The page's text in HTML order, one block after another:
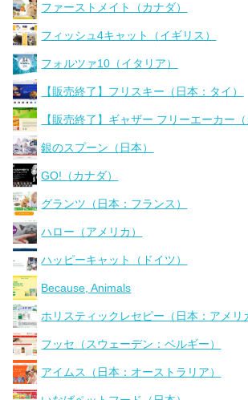
ファーストメイト（カナダ）
フィッシュ4キャット（イギリス）
フォルツァ10（イタリア）
【販売終了】フリスキー（日本：タイ）
【販売終了】ギャザー フリーエーカー（
銀のスプーン（日本）
GO!（カナダ）
グランツ（日本：フランス）
ハロー（アメリカ）
ハッピーキャット（ドイツ）
Because, Animals
ホリスティックレセピー（日本：アメリ
フッセ（スウェーデン：ベルギー）
アイムス（日本：オーストラリア）